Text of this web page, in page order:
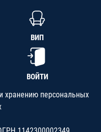
ВИП
ВОЙТИ
хранению персональных